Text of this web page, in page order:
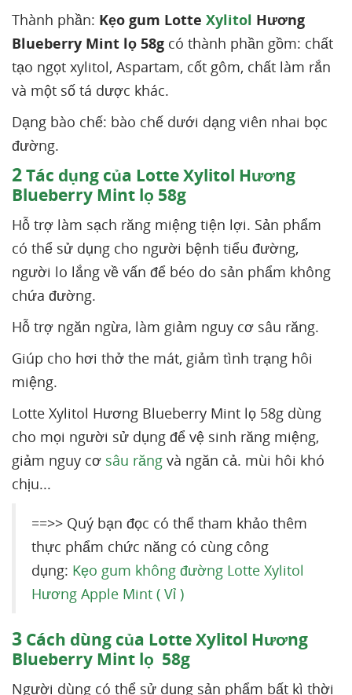
Thành phần: Kẹo gum Lotte Xylitol Hương
Blueberry Mint lọ 58g có thành phần gồm: chất
tạo ngọt xylitol, Aspartam, cốt gôm, chất làm rắn
và một số tá dược khác.
Dạng bào chế: bào chế dưới dạng viên nhai bọc
đường.
2Tác dụng của Lotte Xylitol Hương
Blueberry Mint lọ 58g
Hỗ trợ làm sạch răng miệng tiện lợi. Sản phẩm
có thể sử dụng cho người bệnh tiểu đường,
người lo lắng về vấn để béo do sản phẩm không
chứa đường.
Hỗ trợ ngăn ngừa, làm giảm nguy cơ sâu răng.
Giúp cho hơi thở the mát, giảm tình trạng hôi
miệng.
Lotte Xylitol Hương Blueberry Mint lọ 58g dùng
cho mọi người sử dụng để vệ sinh răng miệng,
giảm nguy cơ sâu răng và ngăn cả. mùi hôi khó
chịu...
==>> Quý bạn đọc có thể tham khảo thêm
thực phẩm chức năng có cùng công
dụng: Kẹo gum không đường Lotte Xylitol
Hương Apple Mint ( Vỉ )
3 Cách dùng của Lotte Xylitol Hương
Blueberry Mint lọ 58g
Người dùng có thể sử dụng sản phẩm bất kì thời